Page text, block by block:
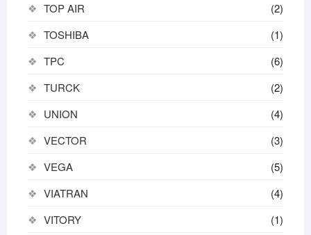
TOP AIR
(2)
TOSHIBA
(1)
TPC
(6)
TURCK
(2)
UNION
(4)
VECTOR
(3)
VEGA
(5)
VIATRAN
(4)
VITORY
(1)